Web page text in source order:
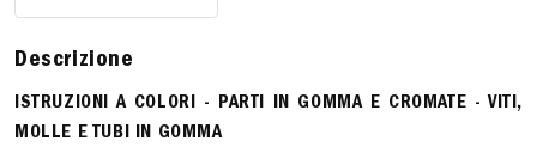
Descrizione
ISTRUZIONI A COLORI - PARTI IN GOMMA E CROMATE - VITI,
MOLLE E TUBI IN GOMMA